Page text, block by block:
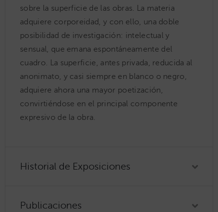
sobre la superficie de las obras. La materia
adquiere corporeidad, y con ello, una doble
posibilidad de investigación: intelectual y
sensual, que emana espontáneamente del
cuadro. La superficie, antes privada, reducida al
anonimato, y casi siempre en blanco o negro,
adquiere ahora una mayor poetización,
convirtiéndose en el principal componente
expresivo de la obra.
Historial de Exposiciones
Publicaciones